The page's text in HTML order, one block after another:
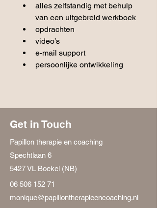
alles zelfstandig met behulp
van een uitgebreid werkboek
opdrachten
video’s
e-mail support
persoonlijke ontwikkeling
Get in Touch
Papillon therapie en coaching
Spechtlaan 6
5427 VL Boekel (NB)
06 506 152 71
monique@papillontherapieencoaching.nl